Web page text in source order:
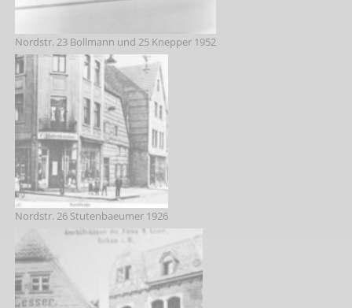
Nordstr. 23 Bollmann und 25 Knepper 1952
Nordstr. 26 Stutenbaeumer 1926